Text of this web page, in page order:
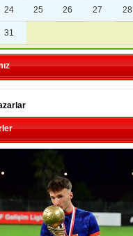
24 25 26 27 28
31